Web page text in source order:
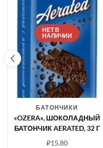
НЕТ В
НАЛИЧИИ
БАТОНЧИКИ
«OZERA», ШОКОЛАДНЫЙ
БАТОНЧИК AERATED, 32 Г
₽15.80